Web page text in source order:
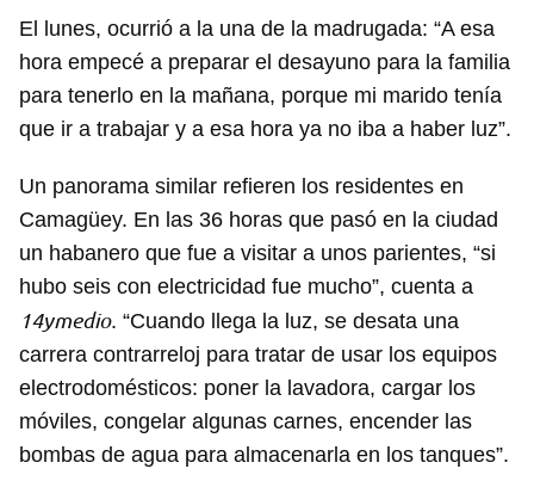
El lunes, ocurrió a la una de la madrugada: “A esa
hora empecé a preparar el desayuno para la familia
para tenerlo en la mañana, porque mi marido tenía
que ir a trabajar y a esa hora ya no iba a haber luz”.
Un panorama similar refieren los residentes en
Camagüey. En las 36 horas que pasó en la ciudad
un habanero que fue a visitar a unos parientes, “si
hubo seis con electricidad fue mucho”, cuenta a
14ymedio. “Cuando llega la luz, se desata una
carrera contrarreloj para tratar de usar los equipos
electrodomésticos: poner la lavadora, cargar los
móviles, congelar algunas carnes, encender las
bombas de agua para almacenarla en los tanques”.